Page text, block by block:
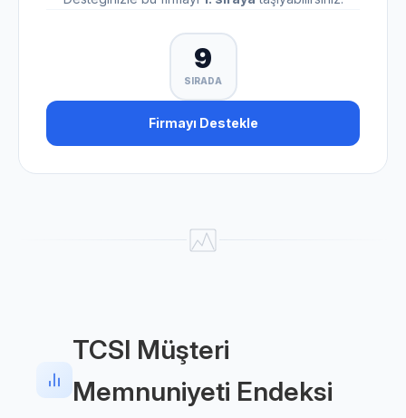
9
SIRADA
Firmayı Destekle
TCSI Müşteri
Memnuniyeti Endeksi